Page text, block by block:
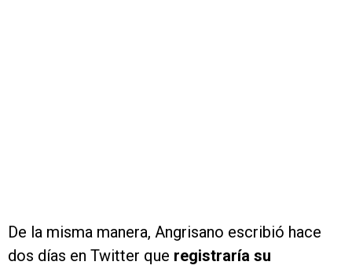
De la misma manera, Angrisano escribió hace
dos días en Twitter que registraría su